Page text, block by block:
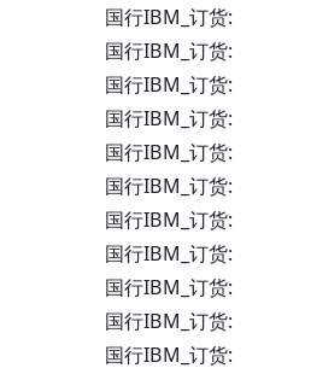
国行IBM_订货:
国行IBM_订货:
国行IBM_订货:
国行IBM_订货:
国行IBM_订货:
国行IBM_订货:
国行IBM_订货:
国行IBM_订货:
国行IBM_订货:
国行IBM_订货:
国行IBM_订货: